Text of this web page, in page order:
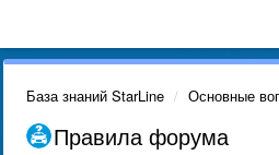
База знаний StarLine Основные
Правила форума